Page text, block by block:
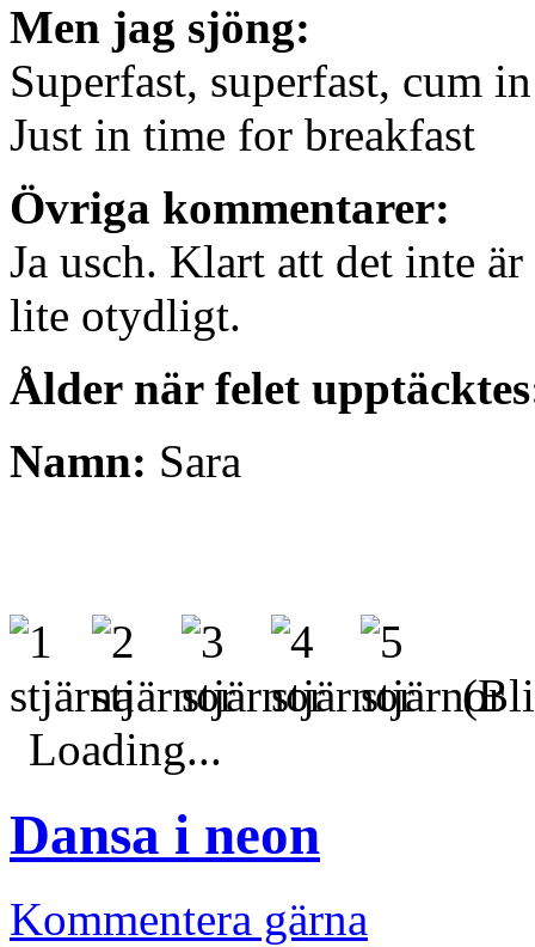
Men jag sjöng:
Superfast, superfast, cum
Just in time for breakfast
Övriga kommentarer:
Ja usch. Klart att det inte
lite otydligt.
Ålder när felet
Namn: Sara
(Bli
Loading...
Dansa i neon
Kommentera gärna